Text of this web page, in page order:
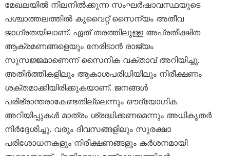
മേഖലയിൽ നിലനിൽക്കുന്ന സംഘർഷാവസ്ഥയുടെ
പശ്ചാത്തലത്തിൽ കുവൈറ്റ് സൈന്യം അതീവ
ജാഗ്രതയിലാണ്. ഏത് തരത്തിലുള്ള അപ്രതീക്ഷിത
ആക്രമണങ്ങളെയും നേരിടാൻ രാജ്യം
സുസജ്ജമാണെന്ന് സൈനിക വക്താവ് അറിയിച്ചു.
അതിർത്തികളിലും ആകാശപരിധിയിലും നിരീക്ഷണം
ശക്തമാക്കിയിരിക്കുകയാണ്. ജനങ്ങൾ
പരിഭ്രാന്തരാകേണ്ടതില്ലെന്നും ഔദ്യോഗിക
അറിയിപ്പുകൾ മാത്രം ശ്രദ്ധിക്കണമെന്നും അധികൃതർ
നിർദ്ദേശിച്ചു. വരും ദിവസങ്ങളിലും സുരക്ഷാ
പരിശോധനകളും നിരീക്ഷണങ്ങളും കർശനമായി